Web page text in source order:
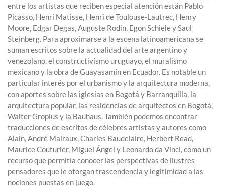
entre los artistas que reciben especial atención están Pablo
Picasso, Henri Matisse, Henri de Toulouse-Lautrec, Henry
Moore, Edgar Degas, Auguste Rodin, Egon Schiele y Saul
Steinberg. Para aproximarse a la escena latinoamericana se
suman escritos sobre la actualidad del arte argentino y
venezolano, el constructivismo uruguayo, el muralismo
mexicano y la obra de Guayasamín en Ecuador. Es notable un
particular interés por el urbanismo y la arquitectura moderna,
con aportes sobre las iglesias en Bogotá y Barranquilla, la
arquitectura popular, las residencias de arquitectos en Bogotá,
Walter Gropius y la Bauhaus. También podemos encontrar
traducciones de escritos de célebres artistas y autores como
Alain, André Malraux, Charles Baudelaire, Herbert Read,
Maurice Couturier, Miguel Ángel y Leonardo da Vinci, como un
recurso que permitía conocer las perspectivas de ilustres
pensadores que le otorgan trascendencia y legitimidad a las
nociones puestas en juego.